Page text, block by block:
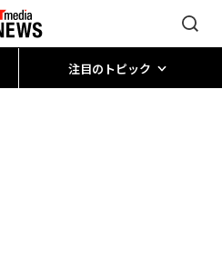
注目のトピック